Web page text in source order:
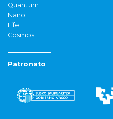
Quantum
Nano
Life
Cosmos
Patronato